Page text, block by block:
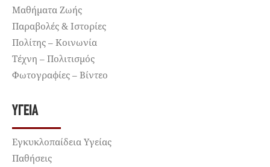
Μαθήματα Ζωής
Παραβολές & Ιστορίες
Πολίτης – Κοινωνία
Τέχνη – Πολιτισμός
Φωτογραφίες – Βίντεο
ΥΓΕΊΑ
Εγκυκλοπαίδεια Υγείας
Παθήσεις